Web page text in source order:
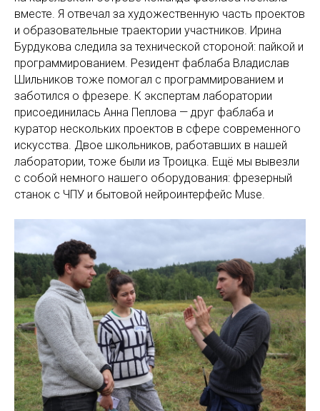
вместе. Я отвечал за художественную часть проектов
и образовательные траектории участников. Ирина
Бурдукова следила за технической стороной: пайкой и
программированием. Резидент фаблаба Владислав
Шильников тоже помогал с программированием и
заботился о фрезере. К экспертам лаборатории
присоединилась Анна Пеплова — друг фаблаба и
куратор нескольких проектов в сфере современного
искусства. Двое школьников, работавших в нашей
лаборатории, тоже были из Троицка. Ещё мы вывезли
с собой немного нашего оборудования: фрезерный
станок с ЧПУ и бытовой нейроинтерфейс Muse.